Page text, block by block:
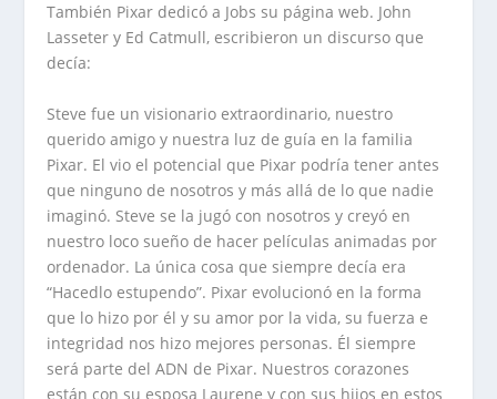
También Pixar dedicó a Jobs su página web. John
Lasseter y Ed Catmull, escribieron un discurso que
decía:
Steve fue un visionario extraordinario, nuestro
querido amigo y nuestra luz de guía en la familia
Pixar. El vio el potencial que Pixar podría tener antes
que ninguno de nosotros y más allá de lo que nadie
imaginó. Steve se la jugó con nosotros y creyó en
nuestro loco sueño de hacer películas animadas por
ordenador. La única cosa que siempre decía era
“Hacedlo estupendo”. Pixar evolucionó en la forma
que lo hizo por él y su amor por la vida, su fuerza e
integridad nos hizo mejores personas. Él siempre
será parte del ADN de Pixar. Nuestros corazones
están con su esposa Laurene y con sus hijos en estos